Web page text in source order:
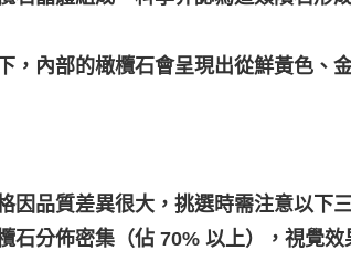
，內部的橄欖石會呈現出從鮮黃色、
因品質差異很大，挑選時需注意以下三
石分佈密集（佔 70% 以上），視覺效